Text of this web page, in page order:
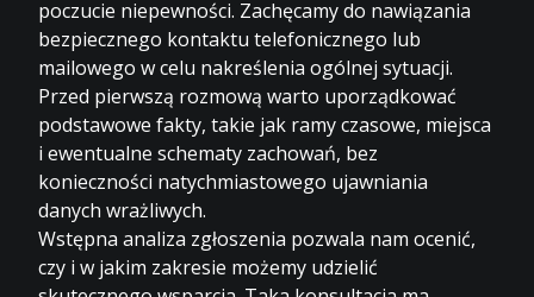
poczucie niepewności. Zachęcamy do nawiązania
bezpiecznego kontaktu telefonicznego lub
mailowego w celu nakreślenia ogólnej sytuacji.
Przed pierwszą rozmową warto uporządkować
podstawowe fakty, takie jak ramy czasowe, miejsca
i ewentualne schematy zachowań, bez
konieczności natychmiastowego ujawniania
danych wrażliwych.
Wstępna analiza zgłoszenia pozwala nam ocenić,
czy i w jakim zakresie możemy udzielić